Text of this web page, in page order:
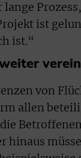
ist
ist.“
von
allen